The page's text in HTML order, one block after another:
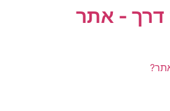
דרך - אתר